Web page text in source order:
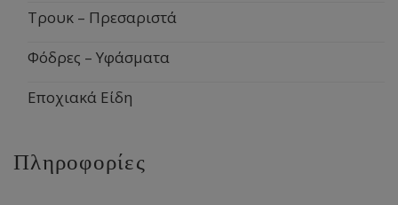
Τρουκ – Πρεσαριστά
Φόδρες – Υφάσματα
Εποχιακά Είδη
Πληροφορίες